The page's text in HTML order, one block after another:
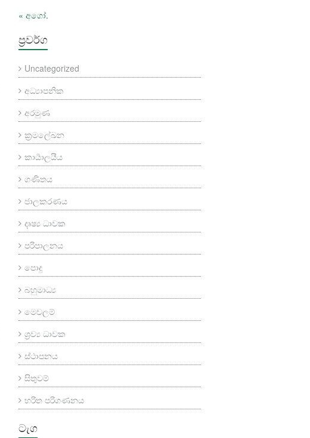
« අගෝ.
ප්‍රවර්ග
Uncategorized
අධ්‍යාපනික
අරමුණ
ක්‍රමලේඛන
කාර්‍යාලයීය
ගණිතය
ජාලකරණය
දෘෂ්‍ය ධාවක
පරිපාලනය
පොදු
බහුමාධ්‍ය
මෙවලම්
ශ්‍රව්‍ය ධාවක
ස්ථාපනය
සිතුවම්
හරිත පරිගණනය
ටැග